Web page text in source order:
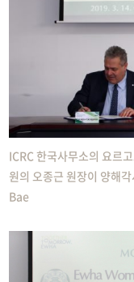
ICRC 한국사무소의 요르
원의 오종근 원장이 양해
Bae